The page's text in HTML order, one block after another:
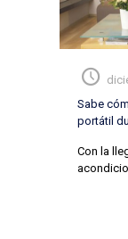
Sabe
portátil
Con la